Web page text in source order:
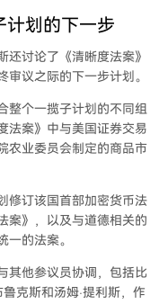
计划的下一步
还讨论了《清晰度法案》
议之际的下一步计划。
整个一揽子计划的不同组
案》中与美国证券交易
农业委员会制定的商品市
修订该国首部加密货币法
》，以及与道德相关的
一的法案。
其他参议员协调，包括比
克斯和汤姆·提利斯，作